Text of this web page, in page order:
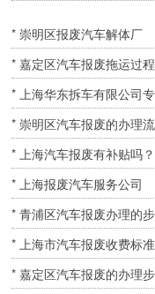
* 崇明区报废汽车解体厂
* 嘉定区汽车报废拖运过
* 上海华东拆车有限公司
* 崇明区汽车报废的办理
* 上海汽车报废有补贴吗？
* 上海报废汽车服务公司
* 青浦区汽车报废办理的
* 上海市汽车报废收费标准
* 嘉定区汽车报废的办理